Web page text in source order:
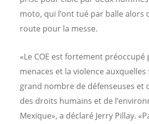
moto, qui l’ont tué par balle alors
route pour la messe.
«Le COE est fortement préoccupé
menaces et la violence
grand nombre de défenseuses et
des droits humains et de
Mexique», a déclaré Jerry Pillay.